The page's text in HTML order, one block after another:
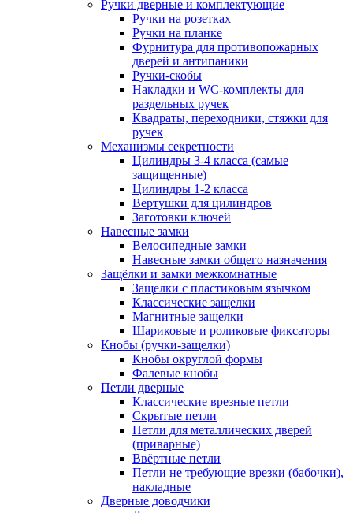
Ручки дверные и комплектующие
Ручки на розетках
Ручки на планке
Фурнитура для противопожарных
дверей и антипаники
Ручки-скобы
Накладки и WC-комплекты для
раздельных ручек
Квадраты, переходники, стяжки для
ручек
Механизмы секретности
Цилиндры 3-4 класса (самые
защищенные)
Цилиндры 1-2 класса
Вертушки для цилиндров
Заготовки ключей
Навесные замки
Велосипедные замки
Навесные замки общего назначения
Защёлки и замки межкомнатные
Защелки с пластиковым язычком
Классические защелки
Магнитные защелки
Шариковые и роликовые фиксаторы
Кнобы (ручки-защелки)
Кнобы округлой формы
Фалевые кнобы
Петли дверные
Классические врезные петли
Скрытые петли
Петли для металлических дверей
(приварные)
Ввёртные петли
Петли не требующие врезки (бабочки),
накладные
Дверные доводчики